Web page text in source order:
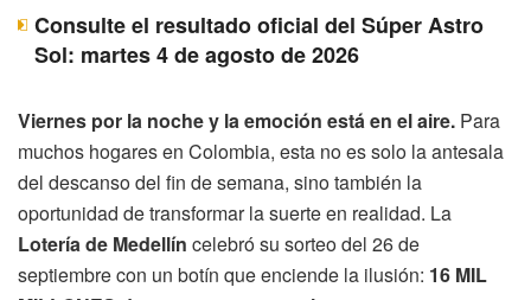
Consulte el resultado oficial del Súper Astro
Sol: martes 4 de agosto de 2026
Viernes por la noche y la emoción está en el aire. Para
muchos hogares en Colombia, esta no es solo la antesala
del descanso del fin de semana, sino también la
oportunidad de transformar la suerte en realidad. La
Lotería de Medellín celebró su sorteo del 26 de
septiembre con un botín que enciende la ilusión: 16 MIL